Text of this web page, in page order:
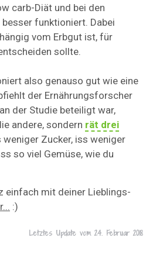
carb-Diät und bei den
funktioniert. Dabei
vom Erbgut ist, für
sollte.
also genauso gut wie eine
der Ernährungsforscher
der Studie beteiligt war,
andere, sondern rät drei
weniger Zucker, iss weniger
so viel Gemüse, wie du
einfach mit deiner Lieblings-
:)
Letztes Update vom 24. Februar 2018